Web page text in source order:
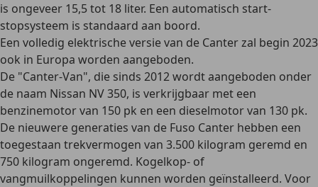
is ongeveer 15,5 tot 18 liter. Een automatisch start-
stopsysteem is standaard aan boord.
Een volledig elektrische versie van de Canter zal begin 2023
ook in Europa worden aangeboden.
De "Canter-Van", die sinds 2012 wordt aangeboden onder
de naam Nissan NV 350, is verkrijgbaar met een
benzinemotor van 150 pk en een dieselmotor van 130 pk.
De nieuwere generaties van de Fuso Canter hebben een
toegestaan trekvermogen van 3.500 kilogram geremd en
750 kilogram ongeremd. Kogelkop- of
vangmuilkoppelingen kunnen worden geïnstalleerd. Voor